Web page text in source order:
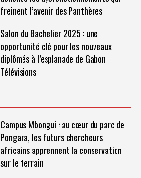
freinent l’avenir des Panthères
Salon du Bachelier 2025 : une
opportunité clé pour les nouveaux
diplômés à l’esplanade de Gabon
Télévisions
Campus Mbongui : au cœur du parc de
Pongara, les futurs chercheurs
africains apprennent la conservation
sur le terrain